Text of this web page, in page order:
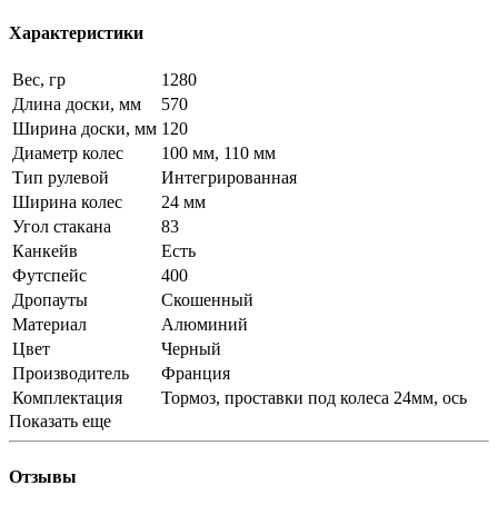
Характеристики
Вес, гр
1280
Длина доски, мм
570
Ширина доски, мм 120
Диаметр колес
100 мм, 110 мм
Тип рулевой
Интегрированная
Ширина колес
24 мм
Угол стакана
83
Канкейв
Есть
Футспейс
400
Дропауты
Скошенный
Материал
Алюминий
Цвет
Черный
Производитель
Франция
Комплектация
Тормоз, проставки под колеса 24мм, ось
Показать еще
Отзывы